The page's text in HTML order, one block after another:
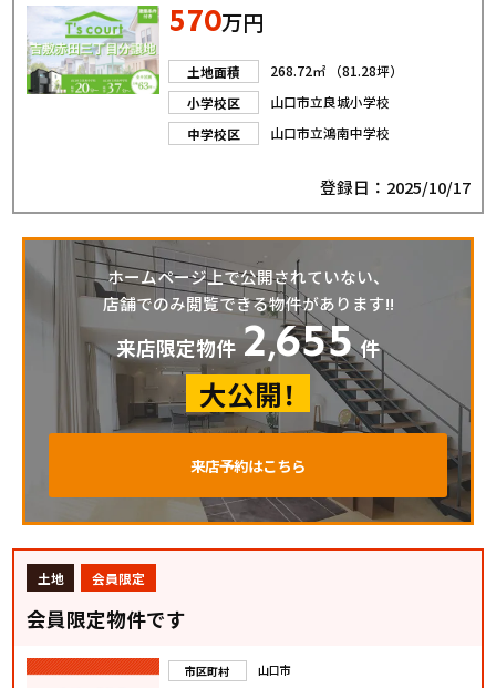
570万円
土地面積
268.72㎡ （81.28坪）
小学校区
山口市立良城小学校
中学校区
山口市立鴻南中学校
登録日：2025/10/17
ホームページ上で公開されていない、
店舗でのみ閲覧できる物件があります!!
来店限定物件 2,655 件
大公開！
来店予約はこちら
土地 会員限定
会員限定物件です
市区町村
山口市